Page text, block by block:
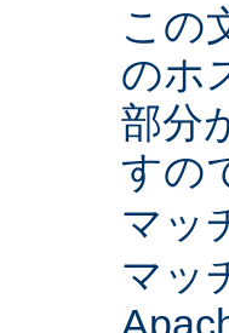
この
のホ
部分
すの
マッ
マッ